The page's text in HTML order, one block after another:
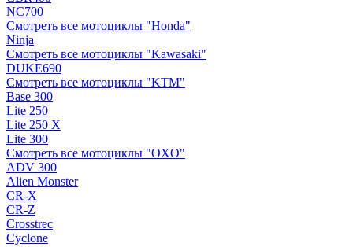
NC700
Смотреть все мотоциклы "Honda"
Ninja
Смотреть все мотоциклы "Kawasaki"
DUKE690
Смотреть все мотоциклы "KTM"
Base 300
Lite 250
Lite 250 X
Lite 300
Смотреть все мотоциклы "OXO"
ADV 300
Alien Monster
CR-X
CR-Z
Crosstrec
Cyclone